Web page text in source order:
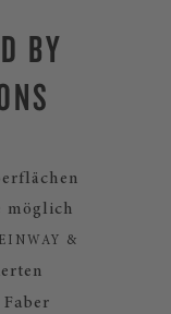
BY
möglich
&